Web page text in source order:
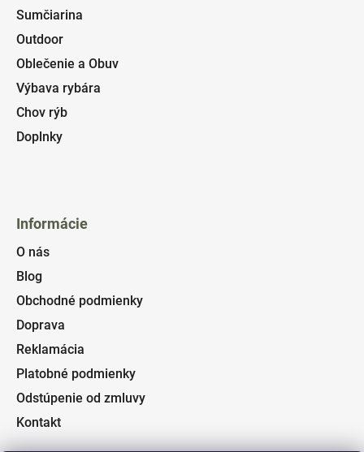
Sumčiarina
Outdoor
Oblečenie a Obuv
Výbava rybára
Chov rýb
Doplnky
Informácie
O nás
Blog
Obchodné podmienky
Doprava
Reklamácia
Platobné podmienky
Odstúpenie od zmluvy
Kontakt